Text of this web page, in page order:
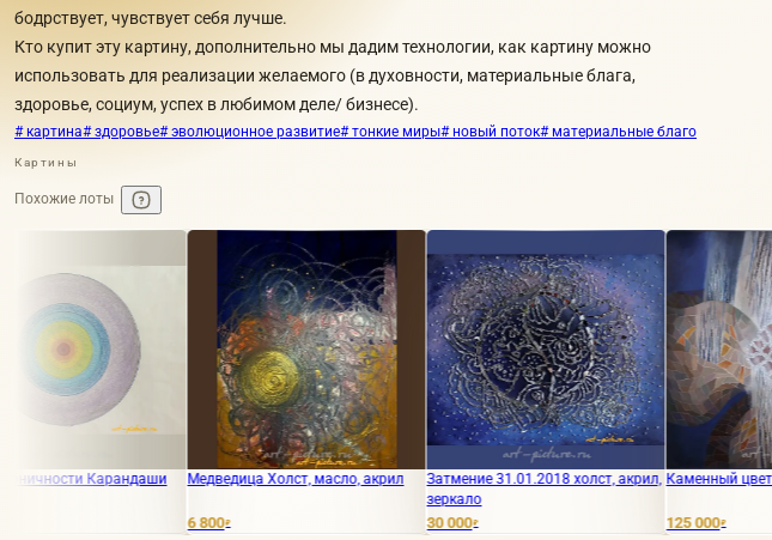
бодрствует, чувствует себя лучше.
Кто купит эту картину, дополнительно мы дадим технологии, как картину можно
использовать для реализации желаемого (в духовности, материальные блага,
здоровье, социум, успех в любимом деле/ бизнесе).
# картина# здоровье# эволюционное развитие# тонкие миры# новый поток# материальные благо
Картины
Похожие лоты
Медведица Холст, масло, акрил
Затмение 31.01.2018 холст, акрил, Каменный цветок